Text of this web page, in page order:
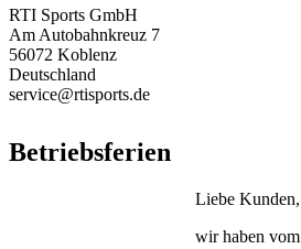
RTI Sports GmbH
Am Autobahnkreuz 7
56072 Koblenz
Deutschland
service@rtisports.de
Betriebsferien
Liebe Kunden,
wir haben vom